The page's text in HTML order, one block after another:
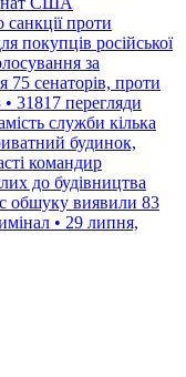
проти
покупців російської
за
75 сенаторів, проти
31817 перегляди
служби кілька
будинок,
командир
до будівництва
обшуку виявили 83
• 29 липня,